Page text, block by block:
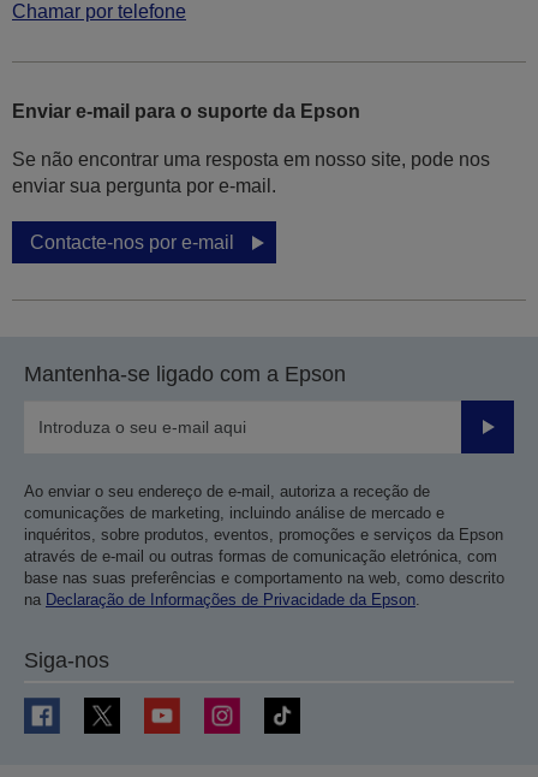
Chamar por telefone
Enviar e-mail para o suporte da Epson
Se não encontrar uma resposta em nosso site, pode nos
enviar sua pergunta por e-mail.
Contacte-nos por e-mail
Mantenha-se ligado com a Epson
Enviar
Ao enviar o seu endereço de e-mail, autoriza a receção de
comunicações de marketing, incluindo análise de mercado e
inquéritos, sobre produtos, eventos, promoções e serviços da Epson
através de e-mail ou outras formas de comunicação eletrónica, com
base nas suas preferências e comportamento na web, como descrito
na Declaração de Informações de Privacidade da Epson.
Siga-nos